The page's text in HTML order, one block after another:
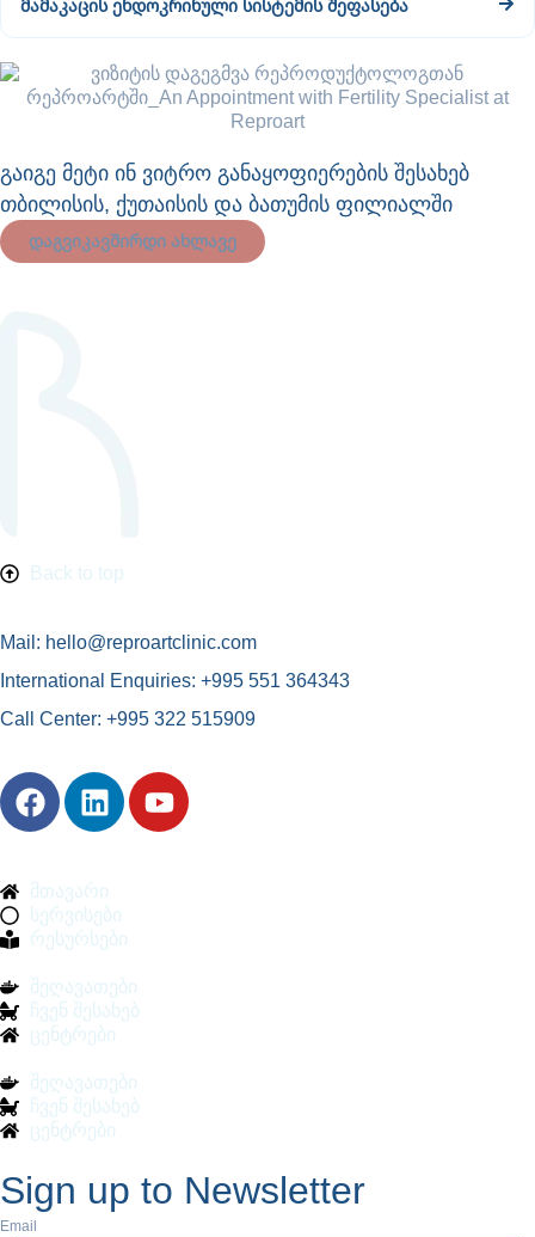
მამაკაცის ენდოკრინული სისტემის შეფასება
გაიგე მეტი ინ ვიტრო განაყოფიერების შესახებ
თბილისის, ქუთაისის და ბათუმის ფილიალში
დაგვიკავშირდი ახლავე
Back to top
Mail: hello@reproartclinic.com
International Enquiries: +995 551 364343
Call Center: +995 322 515909
მთავარი
სერვისები
რესურსები
შეღავათები
ჩვენ შესახებ
ცენტრები
შეღავათები
ჩვენ შესახებ
ცენტრები
Sign up to Newsletter
Email